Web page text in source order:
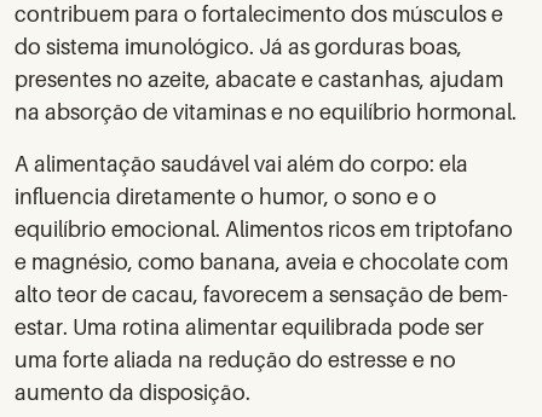
contribuem para o fortalecimento dos músculos e
do sistema imunológico. Já as gorduras boas,
presentes no azeite, abacate e castanhas, ajudam
na absorção de vitaminas e no equilíbrio hormonal.
A alimentação saudável vai além do corpo: ela
influencia diretamente o humor, o sono e o
equilíbrio emocional. Alimentos ricos em triptofano
e magnésio, como banana, aveia e chocolate com
alto teor de cacau, favorecem a sensação de bem-
estar. Uma rotina alimentar equilibrada pode ser
uma forte aliada na redução do estresse e no
aumento da disposição.